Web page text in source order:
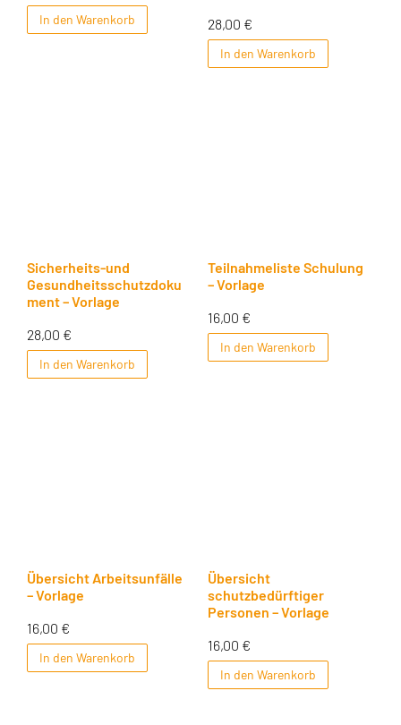
In den Warenkorb
28,00 €
In den Warenkorb
Sicherheits-und
Gesundheitsschutzdoku
ment – Vorlage
28,00 €
In den Warenkorb
Teilnahmeliste Schulung
– Vorlage
16,00 €
In den Warenkorb
Übersicht Arbeitsunfälle
– Vorlage
16,00 €
In den Warenkorb
Übersicht
schutzbedürftiger
Personen – Vorlage
16,00 €
In den Warenkorb